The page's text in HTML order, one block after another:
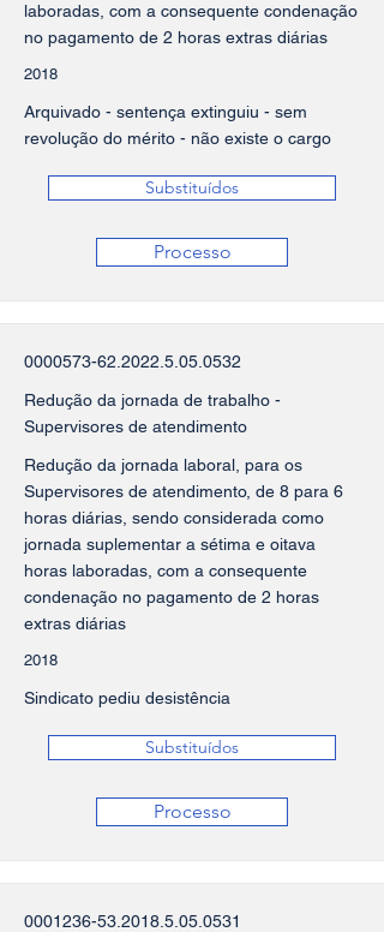
laboradas, com a consequente condenação
no pagamento de 2 horas extras diárias
2018
Arquivado - sentença extinguiu - sem
revolução do mérito - não existe o cargo
Substituídos
Processo
0000573-62.2022.5.05 .0532
Redução da jornada de trabalho -
Supervisores de atendimento
Redução da jornada laboral, para os
Supervisores de atendimento, de 8 para 6
horas diárias, sendo considerada como
jornada suplementar a sétima e oitava
horas laboradas, com a consequente
condenação no pagamento de 2 horas
extras diárias
2018
Sindicato pediu desistência
Substituídos
Processo
0001236-53.2018.5.05 .0531